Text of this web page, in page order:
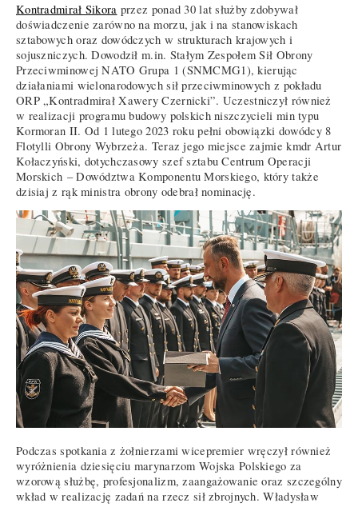
Kontradmirał Sikora przez ponad 30 lat służby zdobywał
doświadczenie zarówno na morzu, jak i na stanowiskach
sztabowych oraz dowódczych w strukturach krajowych i
sojuszniczych. Dowodził m.in. Stałym Zespołem Sił Obrony
Przeciwminowej NATO Grupa 1 (SNMCMG1), kierując
działaniami wielonarodowych sił przeciwminowych z pokładu
ORP „Kontradmirał Xawery Czernicki”. Uczestniczył również
w realizacji programu budowy polskich niszczycieli min typu
Kormoran II. Od 1 lutego 2023 roku pełni obowiązki dowódcy 8
Flotylli Obrony Wybrzeża. Teraz jego miejsce zajmie kmdr Artur
Kołaczyński, dotychczasowy szef sztabu Centrum Operacji
Morskich –Dowództwa Komponentu Morskiego, który także
dzisiaj z rąk ministra obrony odebrał nominację.
Podczas spotkania z żołnierzami wicepremier wręczył również
wyróżnienia dziesięciu marynarzom Wojska Polskiego za
wzorową służbę, profesjonalizm, zaangażowanie oraz szczególny
wkład w realizację zadań na rzecz sił zbrojnych. Władysław